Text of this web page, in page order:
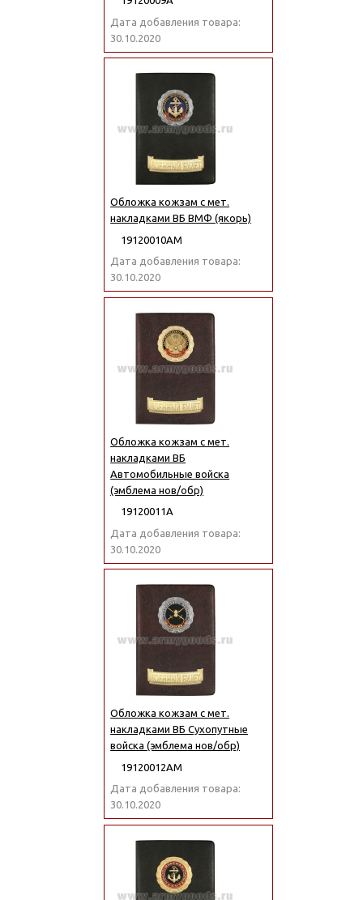
Дата добавления товара:
30.10.2020
Обложка кожзам с мет.
накладками ВБ ВМФ (якорь)
19120010АМ
Дата добавления товара:
30.10.2020
Обложка кожзам с мет.
накладками ВБ
Автомобильные войска
(эмблема нов/обр)
19120011А
Дата добавления товара:
30.10.2020
Обложка кожзам с мет.
накладками ВБ Сухопутные
войска (эмблема нов/обр)
19120012АМ
Дата добавления товара:
30.10.2020